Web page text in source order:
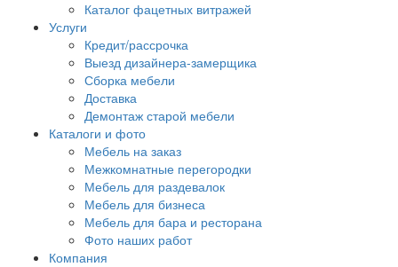
Каталог фацетных витражей
Услуги
Кредит/рассрочка
Выезд дизайнера-замерщика
Сборка мебели
Доставка
Демонтаж старой мебели
Каталоги и фото
Мебель на заказ
Межкомнатные перегородки
Мебель для раздевалок
Мебель для бизнеса
Мебель для бара и ресторана
Фото наших работ
Компания